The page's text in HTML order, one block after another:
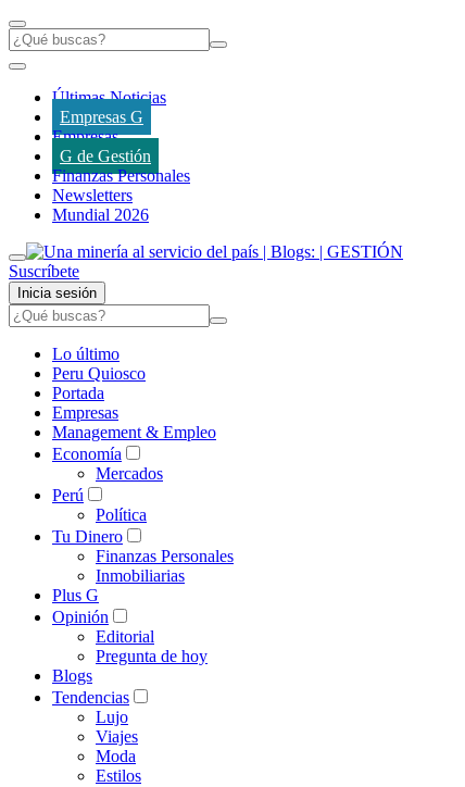
Últimas Noticias
Empresas G
Empresas
G de Gestión
Finanzas Personales
Newsletters
Mundial 2026
Suscríbete
Inicia sesión
Lo último
Peru Quiosco
Portada
Empresas
Management & Empleo
Economía
Mercados
Perú
Política
Tu Dinero
Finanzas Personales
Inmobiliarias
Plus G
Opinión
Editorial
Pregunta de hoy
Blogs
Tendencias
Lujo
Viajes
Moda
Estilos